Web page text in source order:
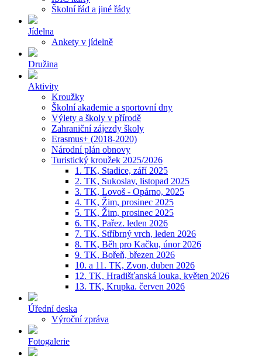
Školní řád a jiné řády
Jídelna
Ankety v jídelně
Družina
Aktivity
Kroužky
Školní akademie a sportovní dny
Výlety a školy v přírodě
Zahraniční zájezdy školy
Erasmus+ (2018-2020)
Národní plán obnovy
Turistický kroužek 2025/2026
1. TK, Stadice, září 2025
2. TK, Sukoslav, listopad 2025
3. TK, Lovoš - Opárno, 2025
4. TK, Žim, prosinec 2025
5. TK, Žim, prosinec 2025
6. TK, Pařez. leden 2026
7. TK, Stříbrný vrch, leden 2026
8. TK, Běh pro Kačku, únor 2026
9. TK, Bořeň, březen 2026
10. a 11. TK, Zvon, duben 2026
12. TK, Hradišťanská louka, květen 2026
13. TK, Krupka. červen 2026
Úřední deska
Výroční zpráva
Fotogalerie